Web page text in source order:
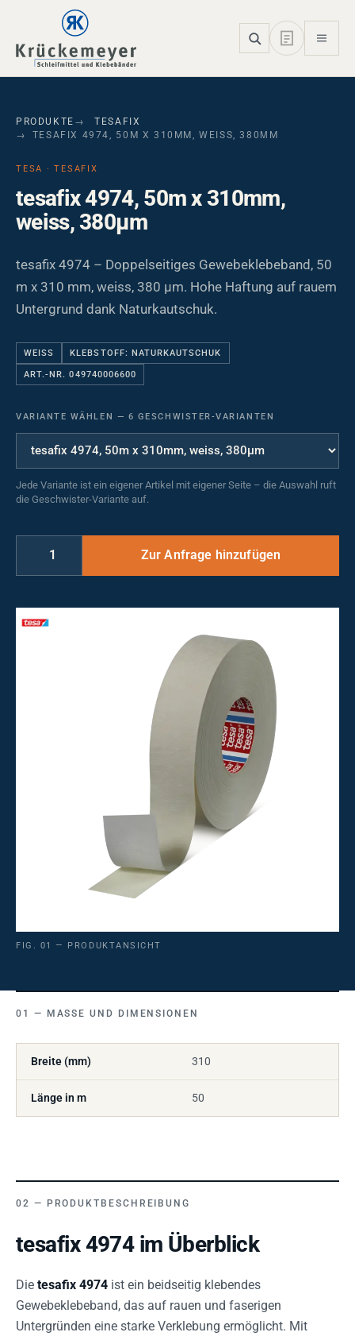
Skip to main navigation
Skip to main content
Skip to page footer
PRODUKTE
TESAFIX
TESAFIX 4974, 50M X 310MM, WEISS, 380ΜM
TESA · TESAFIX
tesafix 4974, 50m x 310mm,
weiss, 380µm
tesafix 4974 – Doppelseitiges Gewebeklebeband, 50
m x 310 mm, weiss, 380 µm. Hohe Haftung auf rauem
Untergrund dank Naturkautschuk.
WEISS KLEBSTOFF: NATURKAUTSCHUK
ART.-NR. 049740006600
VARIANTE WÄHLEN — 6 GESCHWISTER-VARIANTEN
Jede Variante ist ein eigener Artikel mit eigener Seite – die Auswahl ruft
die Geschwister-Variante auf.
FIG. 01 — PRODUKTANSICHT
MASSE UND DIMENSIONEN
Breite (mm) 310
Länge in m 50
PRODUKTBESCHREIBUNG
tesafix 4974 im Überblick
Die tesafix 4974 ist ein beidseitig klebendes
Gewebeklebeband, das auf rauen und faserigen
Untergründen eine starke Verklebung ermöglicht. Mit